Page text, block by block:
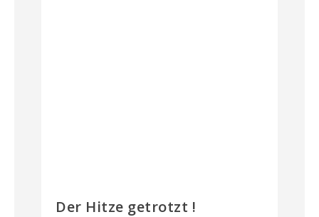
Der Hitze getrotzt !